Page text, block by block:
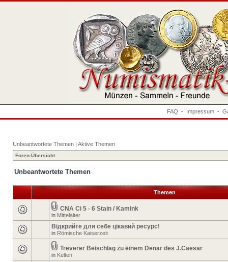
FAQ - Impressum -
Unbeantwortete Themen | Aktive Themen
Foren-Übersicht
Unbeantwortete Themen
Themen
CNA Ci 5 - 6 Stain / Kamink
in Mittelalter
Відкрийте для себе цікавий ресурс!
in Römische Kaiserzeit
Treverer Beischlag zu einem Denar des J.Caesar
in Kelten